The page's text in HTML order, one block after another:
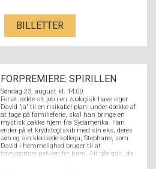
og deres tur forvandles til et fuldstændigt
BILLETTER
FORPREMIERE: SPIRILLEN
Søndag 23. august kl. 14:00
For at redde sit job i en zoologisk have siger
David ”ja” til en risikabel plan: under dække af
at tage på familieferie, skal han bringe en
mystisk pakke hjem fra Sydamerika. Han
ender på et krydstogtskib med sin eks, deres
søn og sin klodsede kollega, Stephane, som
David i hemmelighed bruger til at
transportere pakken for ham. Alt går galt, da